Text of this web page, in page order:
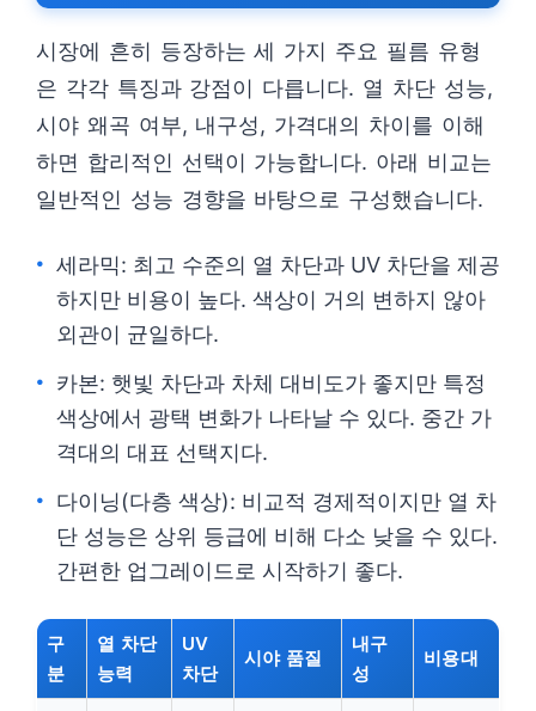
시장에 흔히 등장하는 세 가지 주요 필름 유형
은 각각 특징과 강점이 다릅니다. 열 차단 성능,
시야 왜곡 여부, 내구성, 가격대의 차이를 이해
하면 합리적인 선택이 가능합니다. 아래 비교는
일반적인 성능 경향을 바탕으로 구성했습니다.
세라믹: 최고 수준의 열 차단과 UV 차단을 제공
하지만 비용이 높다. 색상이 거의 변하지 않아
외관이 균일하다.
카본: 햇빛 차단과 차체 대비도가 좋지만 특정
색상에서 광택 변화가 나타날 수 있다. 중간 가
격대의 대표 선택지다.
다이닝(다층 색상): 비교적 경제적이지만 열 차
단 성능은 상위 등급에 비해 다소 낮을 수 있다.
간편한 업그레이드로 시작하기 좋다.
구
분
열 차단
능력
UV
차단
시야 품질
내구
성
비용대